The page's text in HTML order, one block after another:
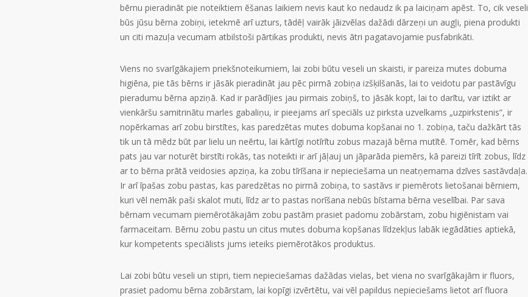
bērnu pieradināt pie noteiktiem ēšanas laikiem nevis kaut ko nedaudz ik pa laiciņam apēst. To, cik veseli
būs jūsu bērna zobiņi, ietekmē arī uzturs, tādēļ vairāk jāizvēlas dažādi dārzeņi un augļi, piena produkti
un citi mazuļa vecumam atbilstoši pārtikas produkti, nevis ātri pagatavojamie pusfabrikāti.
Viens no svarīgākajiem priekšnoteikumiem, lai zobi būtu veseli un skaisti, ir pareiza mutes dobuma
higiēna, pie tās bērns ir jāsāk pieradināt jau pēc pirmā zobiņa izšķilšanās, lai to veidotu par pastāvīgu
pieradumu bērna apziņā. Kad ir parādījies jau pirmais zobiņš, to jāsāk kopt, lai to darītu, var iztikt ar
vienkāršu samitrinātu marles gabaliņu, ir pieejams arī speciāls uz pirksta uzvelkams „uzpirkstenis”, ir
nopērkamas arī zobu birstītes, kas paredzētas mutes dobuma kopšanai no 1. zobiņa, taču dažkārt tās
tik un tā mēdz būt par lielu un neērtu, lai kārtīgi notīrītu zobus mazajā bērna mutītē. Tomēr, kad bērns
pats jau var noturēt birstīti rokās, tas noteikti ir arī jāļauj un jāparāda piemērs, kā pareizi tīrīt zobus, līdz
ar to bērna prātā veidosies apziņa, ka zobu tīrīšana ir nepieciešama un neatņemama dzīves sastāvdaļa.
Ir arī īpašas zobu pastas, kas paredzētas no pirmā zobiņa, to sastāvs ir piemērots lietošanai bērniem,
kuri vēl nemāk paši skalot muti, līdz ar to pastas norīšana nebūs bīstama bērna veselībai. Par sava
bērnam vecumam piemērotākajām zobu pastām prasiet padomu zobārstam, zobu higiēnistam vai
farmaceitam. Bērnu zobu pastu un citus mutes dobuma kopšanas līdzekļus labāk iegādāties aptiekā,
kur kompetents speciālists jums ieteiks piemērotākos produktus.
Lai zobi būtu veseli un stipri, tiem nepieciešamas dažādas vielas, bet viena no svarīgākajām ir fluors,
prasiet padomu bērna zobārstam, lai kopīgi izvērtētu, vai vēl papildus nepieciešams lietot arī fluora